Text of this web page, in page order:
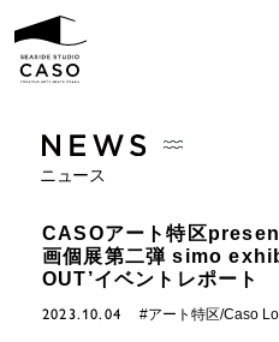
ニュース
CASOアート特区
画個展第二弾 simo
OUT’イベントレポート
2023.10.04 #アート特区/Caso